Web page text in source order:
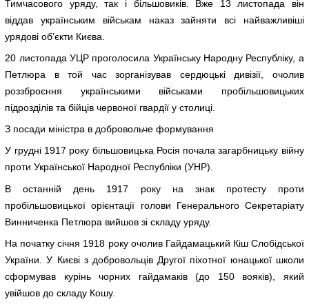
Тимчасового уряду, так і більшовиків. Вже 13 листопада він
віддав українським військам наказ зайняти всі найважливіші
урядові об’єкти Києва.
20 листопада УЦР проголосила Українську Народну Республіку, а
Петлюра в той час зорганізував сердюцькі дивізії, очолив
роззброєння українськими військами пробільшовицьких
підрозділів та бійців червоної гвардії у столиці.
З посади міністра в добровольче формування
У грудні 1917 року більшовицька Росія почала загарбницьку війну
проти Української Народної Республіки (УНР).
В останній день 1917 року на знак протесту проти
пробільшовицької орієнтації голови Генерального Секретаріату
Винниченка Петлюра вийшов зі складу уряду.
На початку січня 1918 року очолив Гайдамацький Кіш Слобідської
України. У Києві з добровольців Другої піхотної юнацької школи
сформував курінь чорних гайдамаків (до 150 вояків), який
увійшов до складу Кошу.